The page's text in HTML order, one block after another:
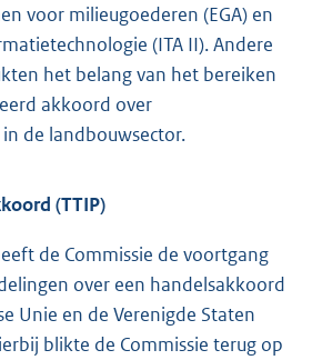
voor milieugoederen (EGA) en
(ITA II). Andere
het belang van het bereiken
akkoord over
de landbouwsector.
(TTIP)
de Commissie de voortgang
over een handelsakkoord
Unie en de Verenigde Staten
blikte de Commissie terug op